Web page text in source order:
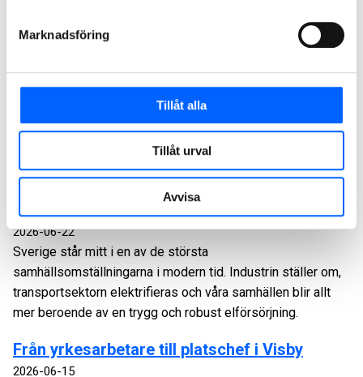
Marknadsföring
Tillåt alla
Tillåt urval
Avvisa
Från grävmaskinist till platschef i Karlskrona
2026-06-25
Jag heter Ida Jensen och jag började på NCC i december
2025. Ett halvår senare är jag platschef i ett kajprojekt mitt i
Karlskrona. Det är ett steg jag inte hade planerat, och när
frågan kom var svaret inte självklart.
Så bygger vi framtidens elnät för ett
elektrifierat Sverige
2026-06-22
Sverige står mitt i en av de största
samhällsomställningarna i modern tid. Industrin ställer om,
transportsektorn elektrifieras och våra samhällen blir allt
mer beroende av en trygg och robust elförsörjning.
Från yrkesarbetare till platschef i Visby
2026-06-15